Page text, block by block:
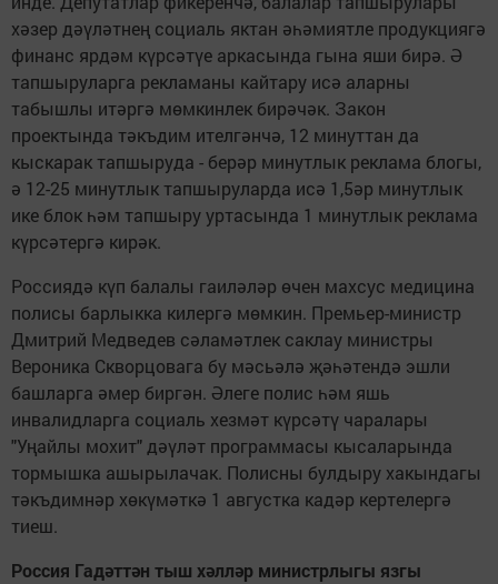
хәзер дәүләтнең социаль яктан әһә­миятле продукциягә
финанс ярдәм күр­сәтүе аркасында гына яши бирә. Ә
тапшыруларга рекламаны кайтару исә аларны
табышлы итәргә мөмкинлек бирәчәк. Закон
проектында тәкъдим ителгәнчә, 12 ми­нуттан да
кыскарак тапшыруда - берәр минутлык реклама блогы,
ә 12-25 минутлык тапшыруларда исә 1,5әр минутлык
ике блок һәм тапшыру уртасында 1 минутлык реклама
күрсәтергә кирәк.
Россиядә күп балалы гаиләләр өчен махсус медицина
полисы барлыкка килергә мөмкин. Премьер-министр
Дмитрий Медведев сәламәтлек саклау минис­тры
Вероника Скворцовага бу мәсьәлә җәһәтендә эшли
башларга әмер биргән. Әлеге полис һәм яшь
инвалидларга социаль хезмәт күрсәтү чаралары
"Уңайлы мохит" дәүләт программасы кысаларында
тормышка ашырылачак. Полисны булдыру хакындагы
тәкъдимнәр хөкүмәткә 1 ав­густка кадәр кертелергә
тиеш.
Россия Гадәттән тыш хәлләр министрлыгы язгы